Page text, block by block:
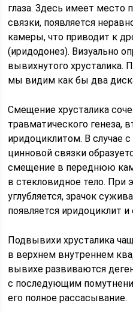
глаза. Здесь имеет место
связки, появляется
камеры, что приводит к
(иридодонез). Визуально
вывихнутого хрусталика.
мы видим как бы два
Смещение хрусталика
травматического генеза,
иридоциклитом. В случае
цинновой связки
смещение в переднюю
в стекловидное тело. При
углубляется, зрачок
появляется иридоциклит
Подвывихи хрусталика
в верхнем внутреннем
вывихе развиваются
с последующим
его полное рассасывание.